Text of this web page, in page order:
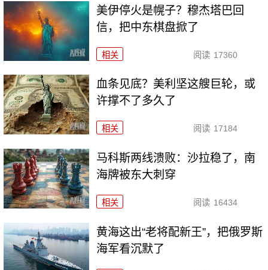
美伊停火是幌子？穆杰塔巴回
信，把中东棋盘掀了
相关 阅读 17360
血条见底？美利坚这艘巨轮，或
许撑不了多久了
相关 阅读 17184
马科斯两线溃败：沙拉稳了，南
海牌被东大刺穿
相关 阅读 16434
黄海这出“老将配新王”，把俄罗斯
海军看沉默了